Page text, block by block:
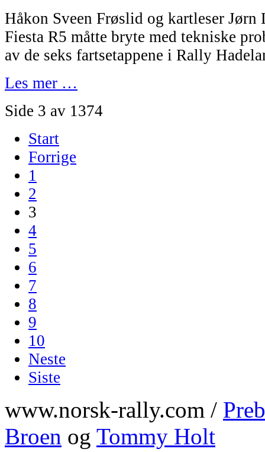
Håkon Sveen Frøslid og kartleser
Fiesta R5 måtte bryte med tekniske
av de seks fartsetappene i Rally
Les mer …
Side 3 av 1374
Start
Forrige
1
2
3
4
5
6
7
8
9
10
Neste
Siste
www.norsk-rally.com /
Broen og Tommy Holt